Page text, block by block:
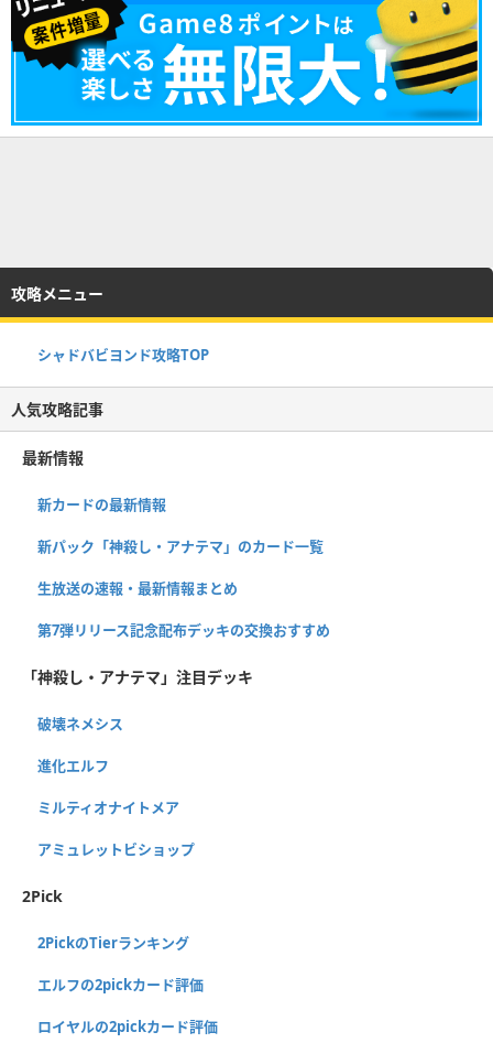
攻略メニュー
シャドバビヨンド攻略TOP
人気攻略記事
最新情報
新カードの最新情報
新パック「神殺し・アナテマ」のカード一覧
生放送の速報・最新情報まとめ
第7弾リリース記念配布デッキの交換おすすめ
「神殺し・アナテマ」注目デッキ
破壊ネメシス
進化エルフ
ミルティオナイトメア
アミュレットビショップ
2Pick
2PickのTierランキング
エルフの2pickカード評価
ロイヤルの2pickカード評価